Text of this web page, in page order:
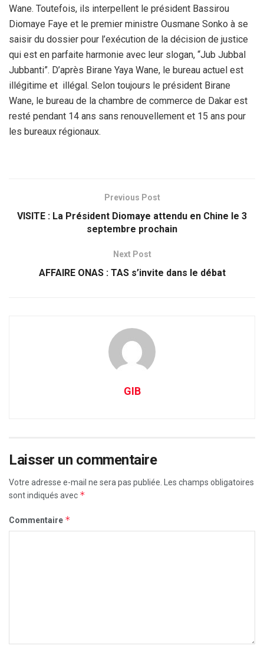
Wane. Toutefois, ils interpellent le président Bassirou
Diomaye Faye et le premier ministre Ousmane Sonko à se
saisir du dossier pour l’exécution de la décision de justice
qui est en parfaite harmonie avec leur slogan, “Jub Jubbal
Jubbanti”. D’après Birane Yaya Wane, le bureau actuel est
illégitime et illégal. Selon toujours le président Birane
Wane, le bureau de la chambre de commerce de Dakar est
resté pendant 14 ans sans renouvellement et 15 ans pour
les bureaux régionaux.
Previous Post
VISITE : La Président Diomaye attendu en Chine le 3
septembre prochain
Next Post
AFFAIRE ONAS : TAS s’invite dans le débat
GIB
Laisser un commentaire
Votre adresse e-mail ne sera pas publiée. Les champs obligatoires
sont indiqués avec *
Commentaire *